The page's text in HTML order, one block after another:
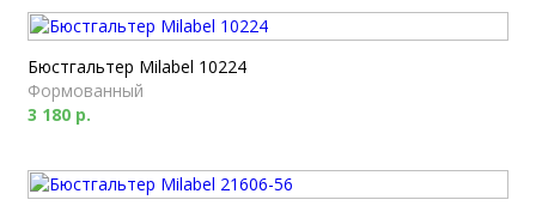
Бюстгальтер Milabel 10224
Формованный
3 180 р.